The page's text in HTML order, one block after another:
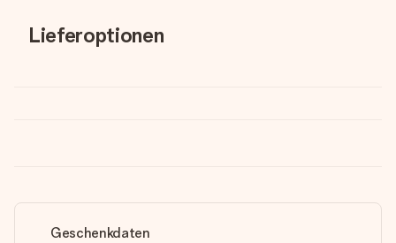
Lieferoptionen
Geschenkdaten